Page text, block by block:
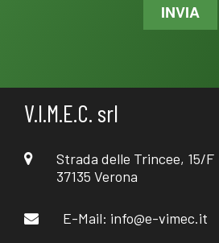
INVIA
V.I.M.E.C. srl
Strada delle Trincee, 15/F
37135 Verona
E-Mail: info@e-vimec.it